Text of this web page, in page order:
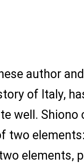
author
of Italy,
well. Shiono
elements:
elements,